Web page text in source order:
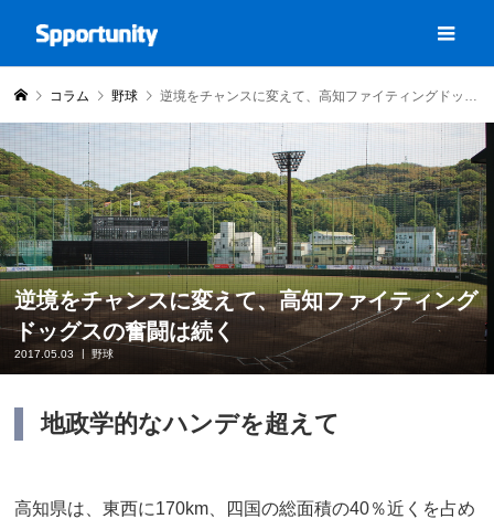
コラム 野球 逆境をチャンスに変えて、高知ファイティングドッグスの奮闘は続く
逆境をチャンスに変えて、高知ファイティング
ドッグスの奮闘は続く
2017.05.03 野球
地政学的なハンデを超えて
高知県は、東西に170km、四国の総面積の40％近くを占め